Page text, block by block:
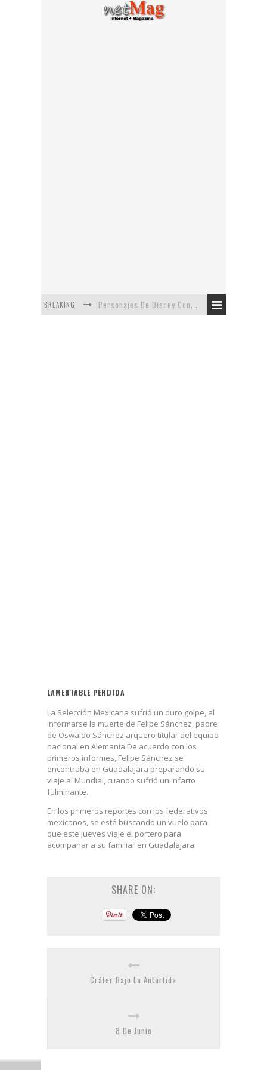
BREAKING Personajes De Disney Con Vestuarios Contemporáneos
LAMENTABLE PÉRDIDA
La Selección Mexicana sufrió un duro golpe, al
informarse la muerte de Felipe Sánchez, padre
de Oswaldo Sánchez arquero titular del equipo
nacional en Alemania.De acuerdo con los
primeros informes, Felipe Sánchez se
encontraba en Guadalajara preparando su
viaje al Mundial, cuando sufrió un infarto
fulminante.
En los primeros reportes con los federativos
mexicanos, se está buscando un vuelo para
que este jueves viaje el portero para
acompañar a su familiar en Guadalajara.
SHARE ON:
Cráter Bajo La Antártida
8 De Junio